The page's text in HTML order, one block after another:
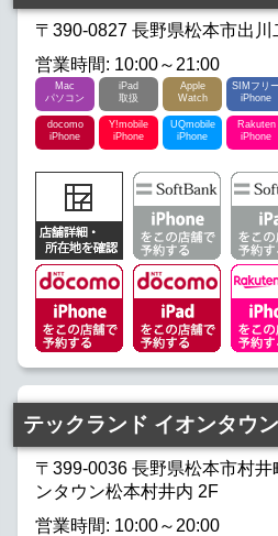
〒390-0827 長野県松本市出川
営業時間: 10:00～21:00
Mac
パソコン
iPad
取扱
Apple
Watch
SIMフリ
iPhone
docomo
iPhone
Y!mobile
iPhone
UQmobile
iPhone
Rakuten
iPhone
テックランド イオンタウ
〒399-0036 長野県松本市村
ンタウン松本村井内 2F
営業時間: 10:00～20:00